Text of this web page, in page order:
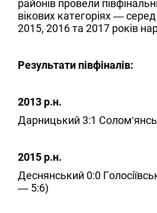
районів провели
вікових категоріях —
2015, 2016 та 2017 років
Результати півфіналів:
2013 р.н.
Дарницький 3:1
2015 р.н.
Деснянський 0:0
— 5:6)